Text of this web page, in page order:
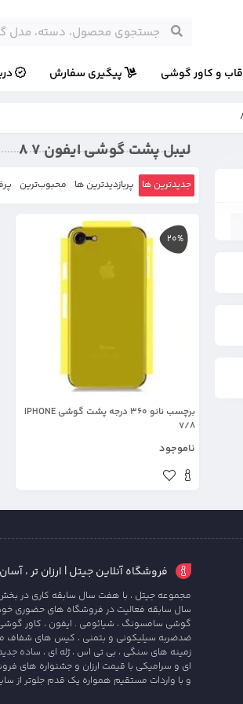
قاب و کاور گوشی پیگیری سفارش
لیبل پشت گوشی ایفون 7 8
جدیدترین ها پربازدیدترین ها محبوب‌‌ترین
20%
برچسب نانو 360 درجه پشت گوشی IPHONE
7/8
ناموجود
فروشگاه آنلاین جیتل | ارزان تر ،
مجموعه جیتل ، با هفت سال سابقه کاری در بخش
سال سابقه فعالیت در فروشگاه های حضوری
گوشی سامسونگ ، شیائومی . ایفون ، کاور گوشی
ضدضربه سیلیکونی و بتمنی ، کیس های شفاف
زمینه های سنگی ، بی تی اس ، ژله ای ، ساده
ای و سرامیکی با قیمت ارزان و جشنواره های
و با واردات مستقیم همواره یک قدم جلوتر از